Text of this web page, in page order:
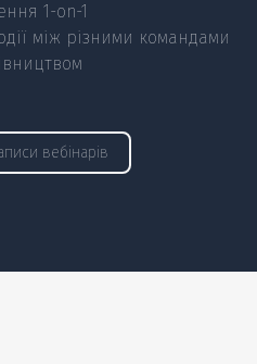
1-on-1
між різними командами
вебінарів